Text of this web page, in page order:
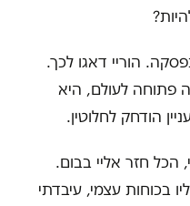
הוריי דאגו לכך.
פתוחה לעולם, היא
הודחק לחלוטין.
הכל חזר אליי בבום.
בכוחות עצמי, עיבדתי